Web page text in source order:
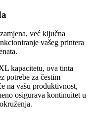
već ključna
vašeg printera
kapacitetu, ova tinta
potrebe za čestim
na vašu produktivnost,
osigurava kontinuitet u